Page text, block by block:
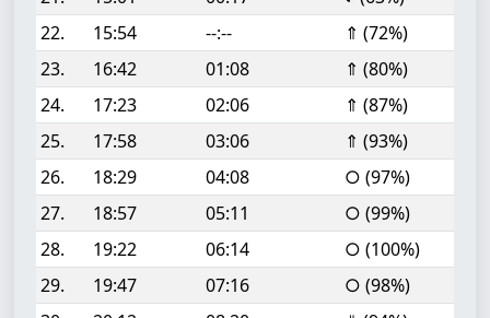
22.
15:54 --:--
⇑ (72%)
23.
16:42 01:08
⇑ (80%)
24.
17:23 02:06
⇑ (87%)
25.
17:58 03:06
⇑ (93%)
26.
18:29 04:08
○ (97%)
27.
18:57 05:11
○ (99%)
28.
19:22 06:14
○ (100%)
29.
19:47 07:16
○ (98%)